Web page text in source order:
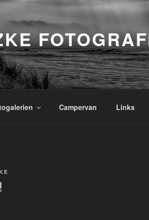
Campervan Links